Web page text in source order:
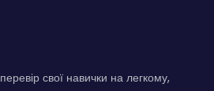
свої навички на легкому,